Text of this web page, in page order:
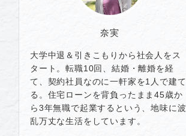
奈実
大学中退＆引きこもりから社会人をス
タート。転職10回、結婚・離婚を経
て、契約社員なのに一軒家を1人で建て
る。住宅ローンを背負ったまま45歳か
ら3年無職で起業するという、地味に波
乱万丈な生活をしています。